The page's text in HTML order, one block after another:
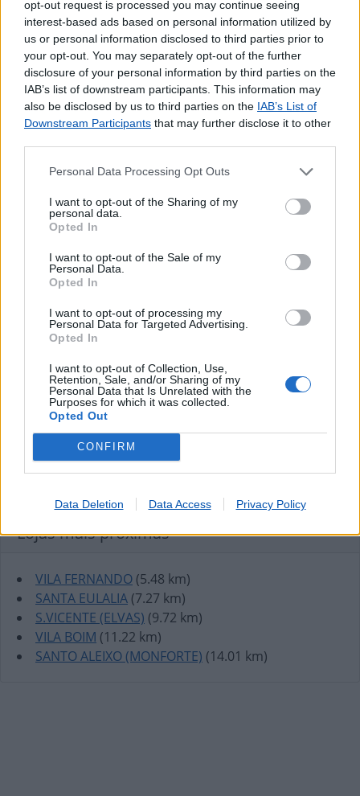
opt-out request is processed you may continue seeing
interest-based ads based on personal information utilized by
us or personal information disclosed to third parties prior to
your opt-out. You may separately opt-out of the further
disclosure of your personal information by third parties on the
IAB’s list of downstream participants. This information may
also be disclosed by us to third parties on the IAB’s List of
Downstream Participants that may further disclose it to other
Personal Data Processing Opt Outs
I want to opt-out of the Sharing of my
personal data.
Opted In
I want to opt-out of the Sale of my
Personal Data.
Opted In
I want to opt-out of processing my
Personal Data for Targeted Advertising.
Opted In
I want to opt-out of Collection, Use,
Retention, Sale, and/or Sharing of my
Personal Data that Is Unrelated with the
Purposes for which it was collected.
Opted Out
CONFIRM
Data Deletion Data Access Privacy Policy
Pagamento de Vales
Outros Serviços
Carregamento de Telemóveis
Lojas mais próximas
VILA FERNANDO (5.48 km)
SANTA EULALIA (7.27 km)
S.VICENTE (ELVAS) (9.72 km)
VILA BOIM (11.22 km)
SANTO ALEIXO (MONFORTE) (14.01 km)